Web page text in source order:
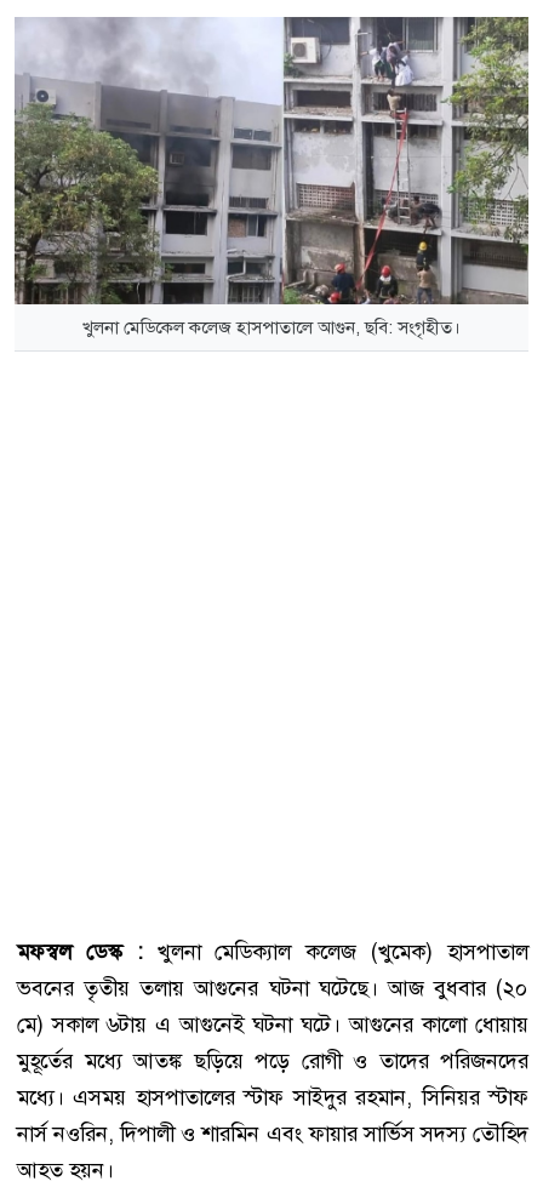
খুলনা মেডিকেল কলেজ হাসপাতালে আগুন, ছবি: সংগৃহীত।
মফস্বল ডেস্ক :খুলনা মেডিক্যাল কলেজ (খুমেক) হাসপাতাল
ভবনের তৃতীয় তলায় আগুনের ঘটনা ঘটেছে। আজ বুধবার (২০
মে) সকাল ৬টায় এ আগুনেই ঘটনা ঘটে। আগুনের কালো ধোয়ায়
মুহূর্তের মধ্যে আতঙ্ক ছড়িয়ে পড়ে রোগী ও তাদের পরিজনদের
মধ্যে। এসময় হাসপাতালের স্টাফ সাইদুর রহমান, সিনিয়র স্টাফ
নার্স নওরিন, দিপালী ও শারমিন এবং ফায়ার সার্ভিস সদস্য তৌহিদ
আহত হয়ন।